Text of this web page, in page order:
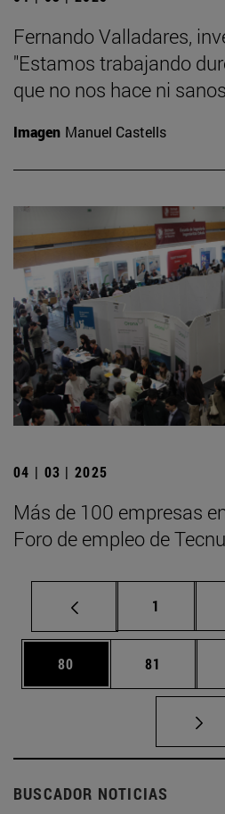
Fernando Valladares,
"Estamos trabajando
que no nos hace ni
Imagen Manuel Castells
04 | 03 | 2025
Más de 100 empresas
Foro de empleo de
Página
1
Página
80 Página
81
BUSCADOR NOTICIAS